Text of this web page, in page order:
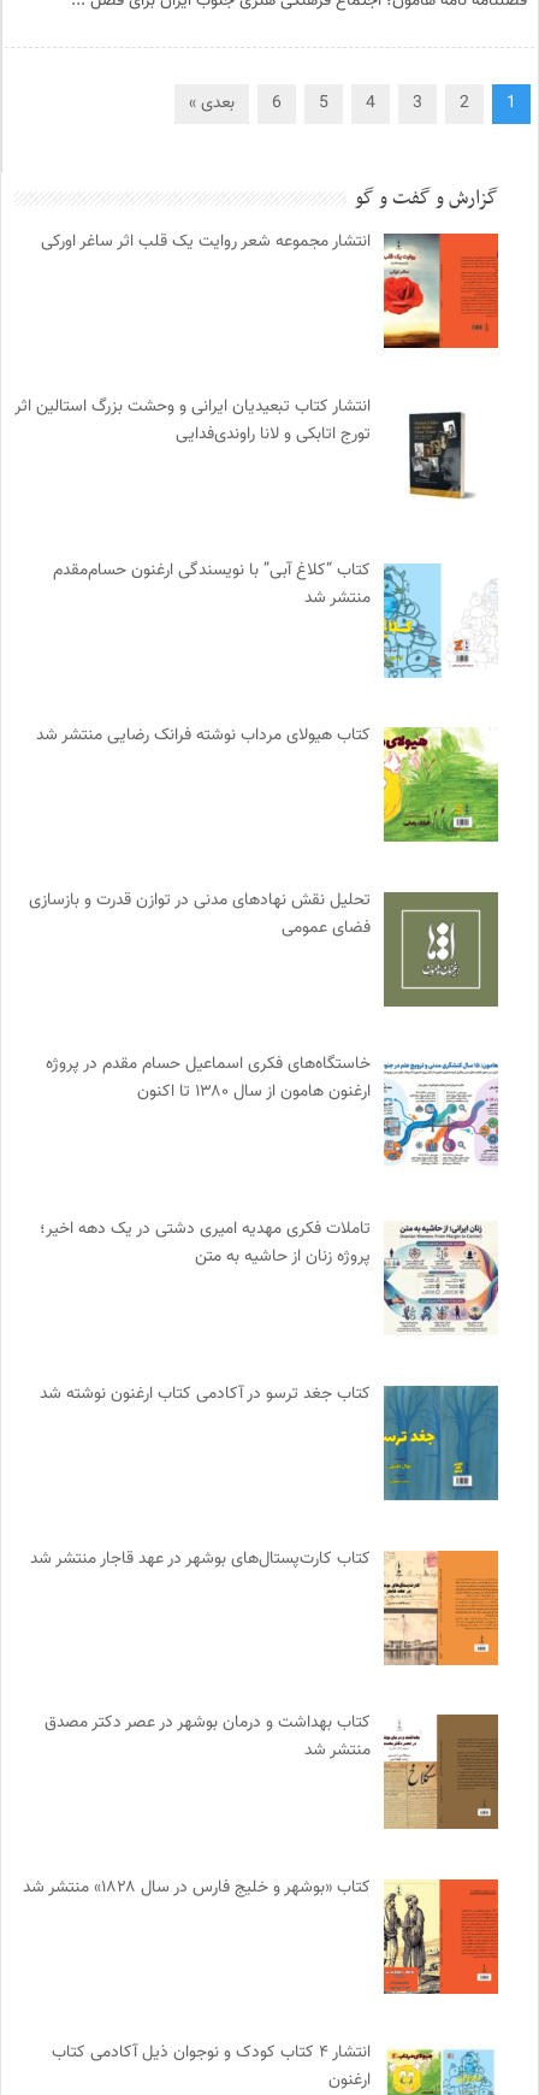
1
2
3
4
5
6 بعدی »
گزارش و گفت و گو
انتشار مجموعه شعر روایت یک قلب اثر ساغر اورکی
انتشار کتاب تبعیدیان ایرانی و وحشت بزرگ استالین اثر
تورج اتابکی و لانا راوندی‌فدایی
کتاب “کلاغ آبی” با نویسندگی ارغنون حسام‌مقدم
منتشر شد
کتاب هیولای مرداب نوشته فرانک رضایی منتشر شد
تحلیل نقش نهادهای مدنی در توازن قدرت و بازسازی
فضای عمومی
خاستگاه‌های فکری اسماعیل حسام مقدم در پروژه
ارغنون هامون از سال ۱۳۸۰ تا اکنون
تاملات فکری مهدیه امیری دشتی در یک دهه اخیر؛
پروژه زنان از حاشیه به متن
کتاب جغد ترسو در آکادمی کتاب ارغنون نوشته شد
کتاب کارت‌پستال‌های بوشهر در عهد قاجار منتشر شد
کتاب بهداشت و درمان بوشهر در عصر دکتر مصدق
منتشر شد
کتاب «بوشهر و خلیج فارس در سال ۱۸۲۸» منتشر شد
انتشار ۴ کتاب کودک و نوجوان ذیل آکادمی کتاب
ارغنون